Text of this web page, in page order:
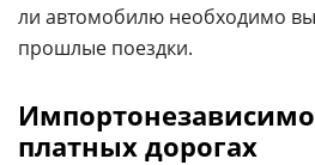
ли автомобилю необходимо
прошлые поездки.
платных дорогах